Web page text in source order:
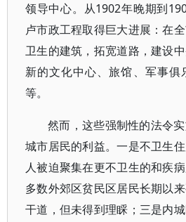
领导中心。从1902年晚期到
卢市政工程取得巨大进展：在
卫生的建筑，拓宽道路，建设
新的文化中心、旅馆、军事俱
等。
然而，这些强制性的法令
城市居民的利益。一是不卫生
人被迫聚集在更不卫生的和疾
多数外郊区贫民区居民长期以
干道，但未得到理睬；三是内